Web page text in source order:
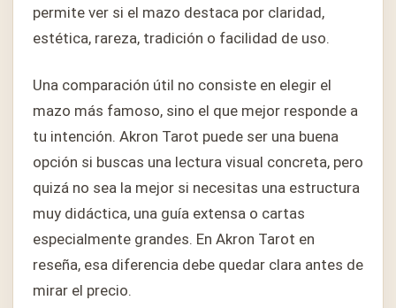
permite ver si el mazo destaca por claridad,
estética, rareza, tradición o facilidad de uso.
Una comparación útil no consiste en elegir el
mazo más famoso, sino el que mejor responde a
tu intención. Akron Tarot puede ser una buena
opción si buscas una lectura visual concreta, pero
quizá no sea la mejor si necesitas una estructura
muy didáctica, una guía extensa o cartas
especialmente grandes. En Akron Tarot en
reseña, esa diferencia debe quedar clara antes de
mirar el precio.